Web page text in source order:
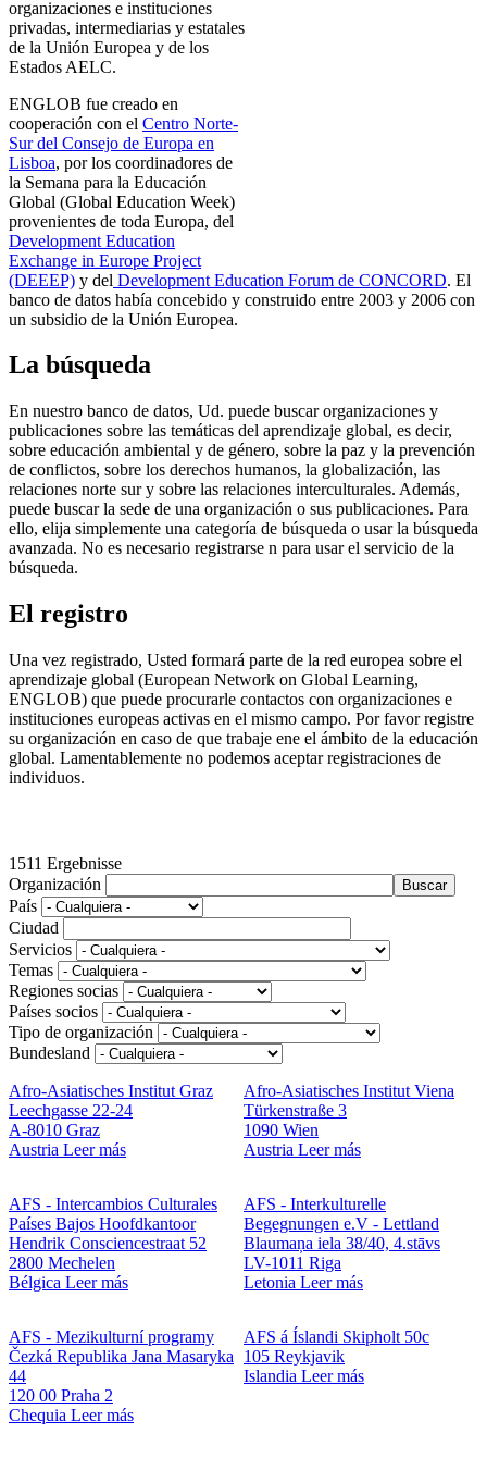
organizaciones e instituciones
privadas, intermediarias y estatales
de la Unión Europea y de los
Estados AELC.
ENGLOB fue creado en
cooperación con el Centro Norte-
Sur del Consejo de Europa en
Lisboa, por los coordinadores de
la Semana para la Educación
Global (Global Education Week)
provenientes de toda Europa, del
Development Education
Exchange in Europe Project
(DEEEP) y del Development Education Forum de CONCORD. El
banco de datos había concebido y construido entre 2003 y 2006 con
un subsidio de la Unión Europea.
La búsqueda
En nuestro banco de datos, Ud. puede buscar organizaciones y
publicaciones sobre las temáticas del aprendizaje global, es decir,
sobre educación ambiental y de género, sobre la paz y la prevención
de conflictos, sobre los derechos humanos, la globalización, las
relaciones norte sur y sobre las relaciones interculturales. Además,
puede buscar la sede de una organización o sus publicaciones. Para
ello, elija simplemente una categoría de búsqueda o usar la búsqueda
avanzada. No es necesario registrarse n para usar el servicio de la
búsqueda.
El registro
Una vez registrado, Usted formará parte de la red europea sobre el
aprendizaje global (European Network on Global Learning,
ENGLOB) que puede procurarle contactos con organizaciones e
instituciones europeas activas en el mismo campo. Por favor registre
su organización en caso de que trabaje ene el ámbito de la educación
global. Lamentablemente no podemos aceptar registraciones de
individuos.
1511 Ergebnisse
Organización
País
Ciudad
Servicios
Temas
Regiones socias
Países socios
Tipo de organización
Bundesland
Afro-Asiatisches Institut Graz
Leechgasse 22-24
A-8010 Graz
Austria Leer más
Afro-Asiatisches Institut Viena
Türkenstraße 3
1090 Wien
Austria Leer más
AFS - Intercambios Culturales
Países Bajos Hoofdkantoor
Hendrik Consciencestraat 52
2800 Mechelen
Bélgica Leer más
AFS - Interkulturelle
Begegnungen e.V - Lettland
Blaumaņa iela 38/40, 4.stāvs
LV-1011 Riga
Letonia Leer más
AFS - Mezikulturní programy
Čezká Republika Jana Masaryka
44
120 00 Praha 2
Chequia Leer más
AFS á Íslandi Skipholt 50c
105 Reykjavik
Islandia Leer más